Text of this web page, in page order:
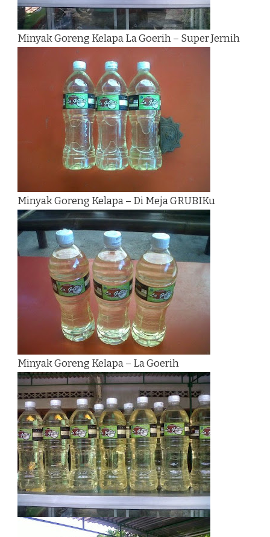
Minyak Goreng Kelapa La Goerih – Super Jernih
Minyak Goreng Kelapa – Di Meja GRUBIKu
Minyak Goreng Kelapa – La Goerih